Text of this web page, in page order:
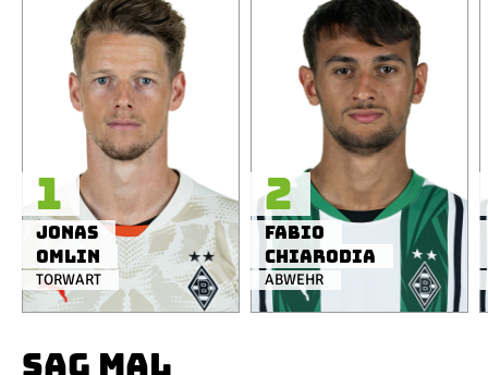
TORWART
Jonas
Omlin
1
ABWEHR
Fabio
Chiarodia
2
SAG MAL